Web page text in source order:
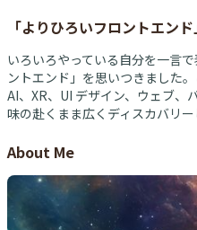
「よりひろいフロントエン
いろいろやっている自分を一言
ントエンド」を思いつきました
AI、XR、UI デザイン、ウェブ、
味の赴くまま広くディスカバリ
About Me